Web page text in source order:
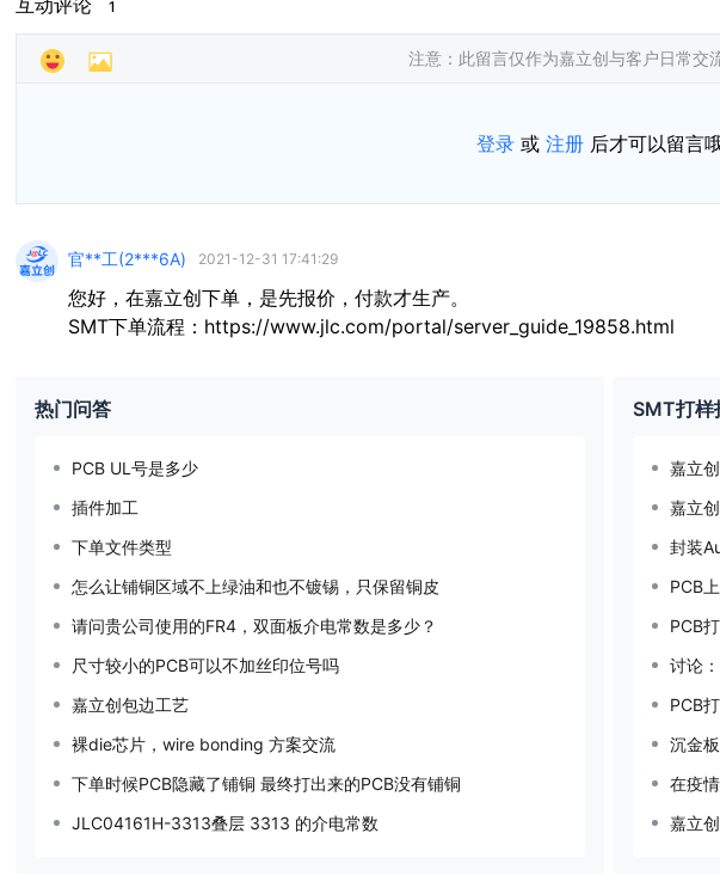
互动评论 1
注意：此留言仅作为嘉立创与客户日常交
登录或 注册后才可以留言哦
官**工(2***6A) 2021-12-31 17:41:29
您好，在嘉立创下单，是先报价，付款才生产。
SMT下单流程：https://www.jlc.com/portal/server_guide_19858.html
热门问答
PCB UL号是多少
插件加工
下单文件类型
怎么让铺铜区域不上绿油和也不镀锡，只保留铜皮
请问贵公司使用的FR4，双面板介电常数是多少？
尺寸较小的PCB可以不加丝印位号吗
嘉立创包边工艺
裸die芯片，wire bonding 方案交流
下单时候PCB隐藏了铺铜 最终打出来的PCB没有铺铜
JLC04161H-3313叠层 3313 的介电常数
SMT打样
嘉立
嘉立
封装
PCB
PCB
讨论
PCB
沉金
在疫
嘉立